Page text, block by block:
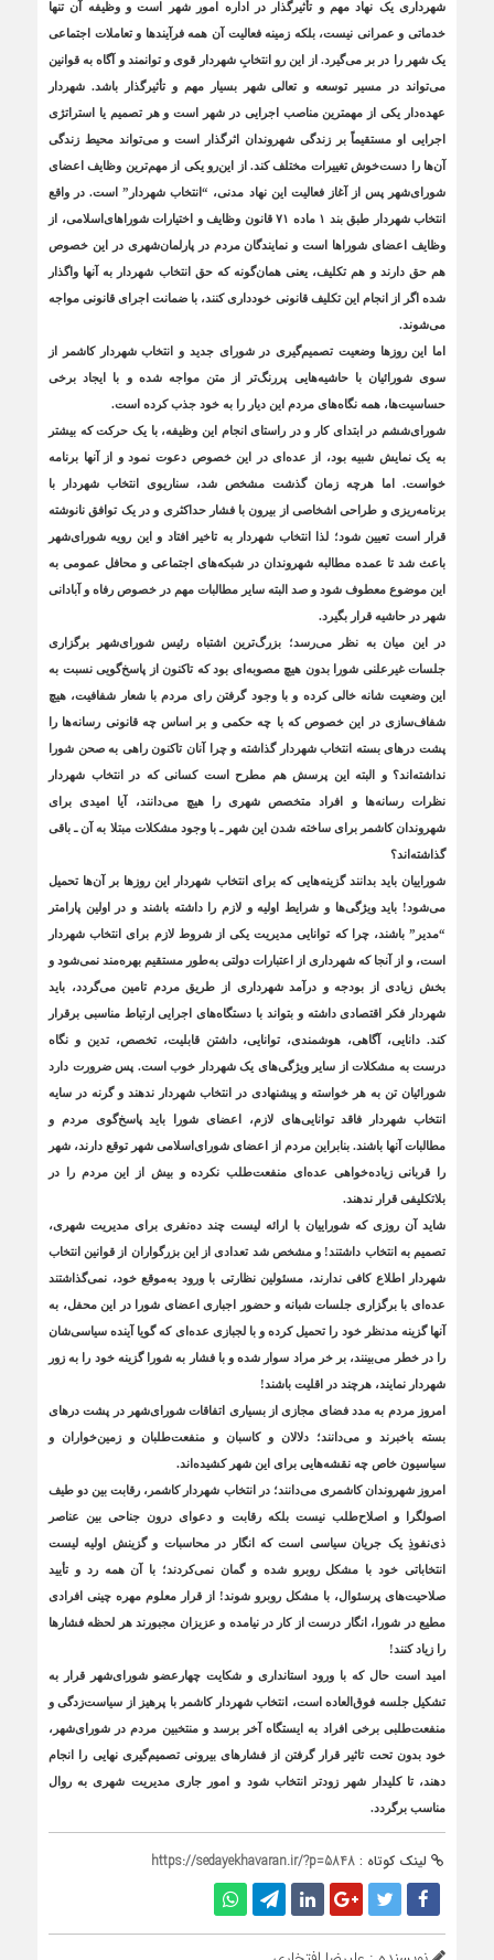
شهرداری یک‌ نهاد مهم و تأثیرگذار در اداره امور شهر است و وظیفه آن تنها
خدماتی و عمرانی نیست، بلکه زمینه فعالیت آن همه فرآیندها و تعاملات اجتماعی
یک شهر را در بر می‌گیرد. از این رو انتخابِ شهردار قوی و توانمند و آگاه به قوانین
می‌تواند در مسیر توسعه و تعالی شهر بسیار مهم و تأثیرگذار باشد. شهردار
عهده‌دار یکی از مهمترین مناصب اجرایی در شهر است و هر تصمیم یا استراتژی
اجرایی او مستقیماً بر زندگی شهروندان اثرگذار است و می‌تواند محیط زندگی
آن‌ها را دست‌خوش تغییرات مختلف کند. از این‌رو یکی از مهم‌ترین وظایف اعضای
شورای‌شهر پس از آغاز فعالیت این نهاد مدنی، “انتخاب شهردار” است. در واقع
انتخاب شهردار طبق بند ۱ ماده ۷۱ قانون وظایف و اختیارات شوراهای‌اسلامی، از
وظایف اعضای شوراها است و نمایندگان مردم در پارلمان‌شهری در این خصوص
هم حق دارند و هم تکلیف، یعنی همان‌گونه که حق انتخاب شهردار به آنها واگذار
شده اگر از انجام این تکلیف قانونی خودداری کنند، با ضمانت اجرای قانونی مواجه
می‌شوند.
اما این روزها وضعیت تصمیم‌گیری در شورای جدید و انتخاب شهردار کاشمر از
سوی شورائیان با حاشیه‌هایی پررنگ‌تر از متن مواجه شده و با ایجاد برخی
حساسیت‌ها، همه نگاه‌های مردم این دیار را به خود جذب کرده است.
شورای‌ششم در ابتدای کار و در راستای انجام این وظیفه، با یک حرکت که بیشتر
به یک نمایش شبیه بود، از عده‌ای در این خصوص دعوت نمود و از آنها برنامه
خواست. اما هرچه زمان گذشت مشخص شد، سناریوی انتخاب شهردار با
برنامه‌ریزی و طراحی اشخاصی از بیرون با فشار حداکثری و در یک توافق نانوشته
قرار است تعیین شود؛ لذا انتخاب شهردار به تاخیر افتاد و این رویه شورای‌شهر
باعث شد تا عمده مطالبه شهروندان در شبکه‌های اجتماعی و محافل عمومی به
این موضوع معطوف شود و صد البته سایر مطالبات مهم در خصوص رفاه و آبادانی
شهر در حاشیه قرار بگیرد.
در این میان به نظر می‌رسد؛ بزرگ‌ترین اشتباه رئیس شورای‌شهر برگزاری
جلسات غیرعلنی شورا بدون هیچ مصوبه‌ای بود که تاکنون از پاسخ‌گویی نسبت به
این وضعیت شانه خالی کرده و با وجود گرفتن رای مردم با شعار شفافیت، هیچ
شفاف‌سازی در این خصوص که با چه حکمی و بر اساس چه قانونی رسانه‌ها را
پشت درهای بسته انتخاب شهردار گذاشته و چرا آنان تاکنون راهی به صحن شورا
نداشته‌اند؟ و البته این پرسش هم مطرح است کسانی که در انتخاب شهردار
نظرات رسانه‌ها و افراد متخصص شهری را هیچ می‌دانند، آیا امیدی برای
شهروندان کاشمر برای ساخته شدن این شهر ـ با وجود مشکلات مبتلا به آن ـ باقی
گذاشته‌اند؟
شوراییان باید بدانند گزینه‌هایی که برای انتخاب شهردار این روزها بر آن‌ها تحمیل
می‌شود! باید ویژگی‌ها و شرایط اولیه و لازم را داشته باشند و در اولین پارامتر
“مدیر” باشند، چرا که توانایی مدیریت یکی از شروط لازم برای انتخاب شهردار
است، و از آنجا که شهرداری از اعتبارات دولتی به‌طور مستقیم بهره‌مند نمی‌شود و
بخش زیادی از بودجه و درآمد شهرداری از طریق مردم تامین می‌گردد، باید
شهردار فکر اقتصادی داشته و بتواند با دستگاه‌های اجرایی ارتباط مناسبی برقرار
کند. دانایی، آگاهی، هوشمندی، توانایی، داشتن قابلیت، تخصص، تدین و نگاه
درست به مشکلات از سایر ویژگی‌های یک شهردار خوب است. پس ضرورت دارد
شورائیان تن به هر خواسته و پیشنهادی در انتخاب شهردار ندهند و گرنه در سایه
انتخاب شهردار فاقد توانایی‌های لازم، اعضای شورا باید پاسخ‌گوی مردم و
مطالبات آنها باشند. بنابراین مردم از اعضای شورای‌اسلامی شهر توقع دارند، شهر
را قربانی زیاده‌خواهی عده‌ای منفعت‌طلب نکرده و بیش از این مردم را در
بلاتکلیفی قرار ندهند.
شاید آن روزی که شوراییان با ارائه لیست چند ده‌نفری برای مدیریت شهری،
تصمیم به انتخاب داشتند! و مشخص شد تعدادی از این بزرگواران از قوانین انتخاب
شهردار اطلاع کافی ندارند، مسئولین نظارتی با ورود به‌موقع خود، نمی‌گذاشتند
عده‌ای با برگزاری جلسات شبانه و حضور اجباری اعضای شورا در این محفل، به
آنها گزینه مدنظر خود را تحمیل کرده و با لجبازی عده‌ای که گویا آینده سیاسی‌شان
را در خطر می‌بینند، بر خر مراد سوار شده و با فشار به شورا گزینه خود را به زور
شهردار نمایند، هرچند در اقلیت باشند!
امروز مردم به مدد فضای مجازی از بسیاری اتفاقات شورای‌شهر در پشت درهای
بسته باخبرند و می‌دانند؛ دلالان و کاسبان و منفعت‌طلبان و زمین‌خواران و
سیاسیون خاص چه نقشه‌هایی برای این شهر کشیده‌اند.
امروز شهروندان کاشمری می‌دانند؛ در انتخاب شهردار کاشمر، رقابت بین دو طیف
اصولگرا و اصلاح‌طلب نیست بلکه رقابت و دعوای درون جناحی بین عناصر
ذی‌نفوذِ یک جریان سیاسی است که انگار در محاسبات و گزینش اولیه لیست
انتخاباتی خود با مشکل روبرو شده و گمان نمی‌کردند؛ با آن همه رد و تأیید
صلاحیت‌های پرسئوال، با مشکل روبرو شوند! از قرار معلوم مهره‌ چینی افرادی
مطیع در شورا، انگار درست از کار در نیامده و عزیزان مجبورند هر لحظه فشارها
را زیاد کنند!
امید است حال که با ورود استانداری و شکایت چهارعضو شورای‌شهر قرار به
تشکیل جلسه فوق‌العاده است، انتخاب شهردار کاشمر با پرهیز از سیاست‌زدگی و
منفعت‌طلبی برخی افراد به ایستگاه آخر برسد و منتخبین مردم در شورای‌شهر،
خود بدون تحت تاثیر قرار گرفتن از فشارهای بیرونی تصمیم‌گیری نهایی را انجام
دهند، تا کلیدار شهر زودتر انتخاب شود و امور جاری مدیریت شهری به روال
مناسب برگردد.
لینک کوتاه : https://sedayekhavaran.ir/?p=5848